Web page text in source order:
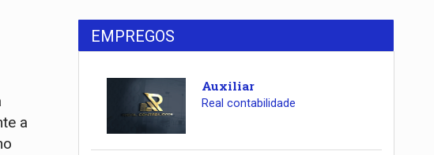
a
EMPREGOS
Auxiliar
Real contabilidade